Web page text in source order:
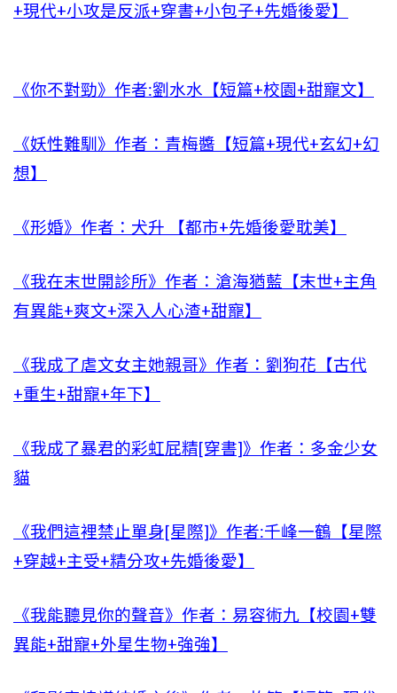
+現代+小攻是反派+穿書+小包子+先婚後愛】
《你不對勁》作者:劉水水【短篇+校園+甜寵文】
《妖性難馴》作者：青梅醬【短篇+現代+玄幻+幻
想】
《形婚》作者：犬升 【都市+先婚後愛耽美】
《我在末世開診所》作者：滄海猶藍【末世+主角
有異能+爽文+深入人心渣+甜寵】
《我成了虐文女主她親哥》作者：劉狗花【古代
+重生+甜寵+年下】
《我成了暴君的彩虹屁精[穿書]》作者：多金少女
貓
《我們這裡禁止單身[星際]》作者:千峰一鶴【星際
+穿越+主受+精分攻+先婚後愛】
《我能聽見你的聲音》作者：易容術九【校園+雙
異能+甜寵+外星生物+強強】